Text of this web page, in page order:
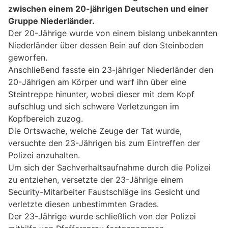
zwischen einem 20-jährigen Deutschen und einer
Gruppe Niederländer.
Der 20-Jährige wurde von einem bislang unbekannten
Niederländer über dessen Bein auf den Steinboden
geworfen.
Anschließend fasste ein 23-jähriger Niederländer den
20-Jährigen am Körper und warf ihn über eine
Steintreppe hinunter, wobei dieser mit dem Kopf
aufschlug und sich schwere Verletzungen im
Kopfbereich zuzog.
Die Ortswache, welche Zeuge der Tat wurde,
versuchte den 23-Jährigen bis zum Eintreffen der
Polizei anzuhalten.
Um sich der Sachverhaltsaufnahme durch die Polizei
zu entziehen, versetzte der 23-Jährige einem
Security-Mitarbeiter Faustschläge ins Gesicht und
verletzte diesen unbestimmten Grades.
Der 23-Jährige wurde schließlich von der Polizei